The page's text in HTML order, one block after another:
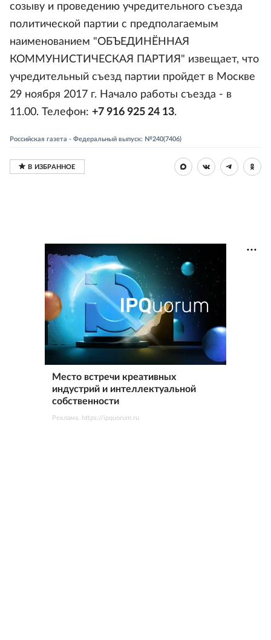
созыву и проведению учредительного съезда
политической партии с предполагаемым
наименованием "ОБЪЕДИНЁННАЯ
КОММУНИСТИЧЕСКАЯ ПАРТИЯ" извещает, что
учредительный съезд партии пройдет в Москве
29 ноября 2017 г. Начало работы съезда - в
11.00. Телефон: +7 916 925 24 13.
Российская газета - Федеральный выпуск: №240(7406)
Место встречи креативных
индустрий и интеллектуальной
собственности
Реклама. https://ipquorum.ru